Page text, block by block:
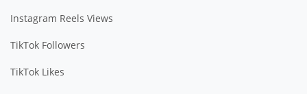
Instagram Reels Views
TikTok Followers
TikTok Likes